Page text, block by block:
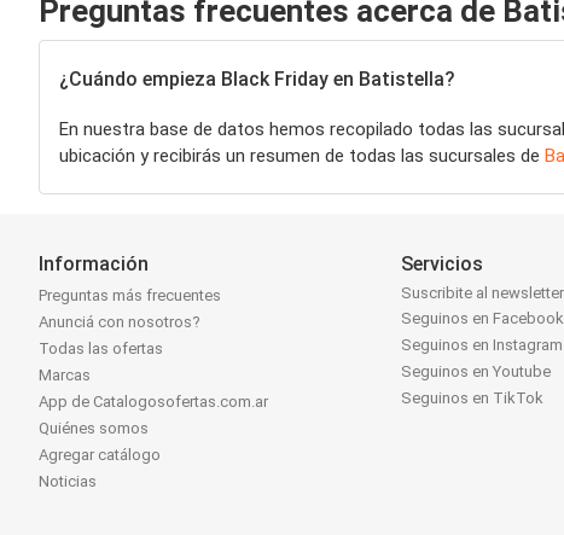
Preguntas frecuentes acerca de
¿Cuándo empieza Black Friday en Batistella?
En nuestra base de datos hemos recopilado todas las
ubicación y recibirás un resumen de todas las sucursales de
Información
Preguntas más frecuentes
Anunciá con nosotros?
Todas las ofertas
Marcas
App de Catalogosofertas.com.ar
Quiénes somos
Agregar catálogo
Noticias
Servicios
Suscribite al newsletter
Seguinos en Facebook
Seguinos en Instagram
Seguinos en Youtube
Seguinos en TikTok